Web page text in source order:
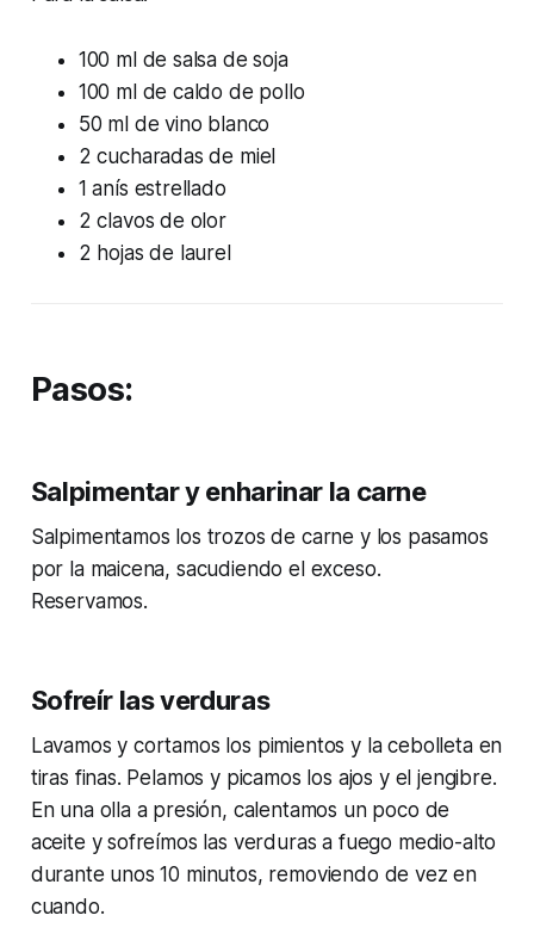
100 ml de salsa de soja
100 ml de caldo de pollo
50 ml de vino blanco
2 cucharadas de miel
1 anís estrellado
2 clavos de olor
2 hojas de laurel
Pasos:
Salpimentar y enharinar la carne
Salpimentamos los trozos de carne y los pasamos
por la maicena, sacudiendo el exceso.
Reservamos.
Sofreír las verduras
Lavamos y cortamos los pimientos y la cebolleta en
tiras finas. Pelamos y picamos los ajos y el jengibre.
En una olla a presión, calentamos un poco de
aceite y sofreímos las verduras a fuego medio-alto
durante unos 10 minutos, removiendo de vez en
cuando.